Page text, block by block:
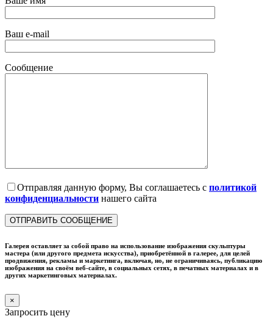
Ваш e-mail
Сообщение
Отправляя данную форму, Вы соглашаетесь с политикой
конфиденциальности нашего сайта
Галерея оставляет за собой право на использование изображения скульптуры
мастера (или другого предмета искусства), приобретённой в галерее, для целей
продвижения, рекламы и маркетинга, включая, но, не ограничиваясь, публикацию
изображения на своём веб-сайте, в социальных сетях, в печатных материалах и в
других маркетинговых материалах.
×
Запросить цену